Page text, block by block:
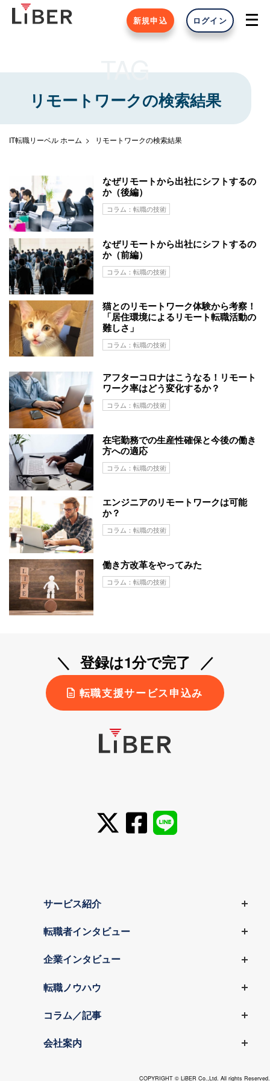
新規申込 ログイン
TAG
リモートワークの検索結果
IT転職リーベル ホーム リモートワークの検索結果
なぜリモートから出社にシフトするの
か（後編）
コラム：転職の技術
なぜリモートから出社にシフトするの
か（前編）
コラム：転職の技術
猫とのリモートワーク体験から考察！
「居住環境によるリモート転職活動の
難しさ」
コラム：転職の技術
アフターコロナはこうなる！リモート
ワーク率はどう変化するか？
コラム：転職の技術
在宅勤務での生産性確保と今後の働き
方への適応
コラム：転職の技術
エンジニアのリモートワークは可能
か？
コラム：転職の技術
働き方改革をやってみた
コラム：転職の技術
登録は1分で完了
転職支援サービス申込み
サービス紹介
転職者インタビュー
企業インタビュー
転職ノウハウ
コラム／記事
会社案内
COPYRIGHT © LiBER Co.,Ltd. All rights Reserved.